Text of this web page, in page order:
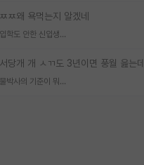
ㅉㅉ왜 욕먹는지 알겠네
입학도 안한 신입생이 원래 관심을 받나요
물박사의 기준이 뭐임?